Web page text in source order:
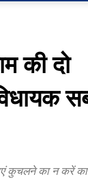
बात
की दो
कुचलने का न करें